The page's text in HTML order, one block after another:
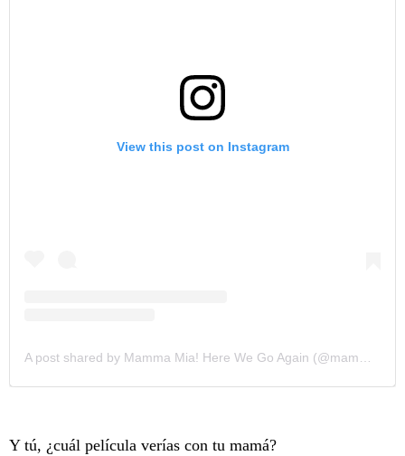
View this post on Instagram
A post shared by Mamma Mia! Here We Go Again (@mammamiamovie)
Y tú, ¿cuál película verías con tu mamá?